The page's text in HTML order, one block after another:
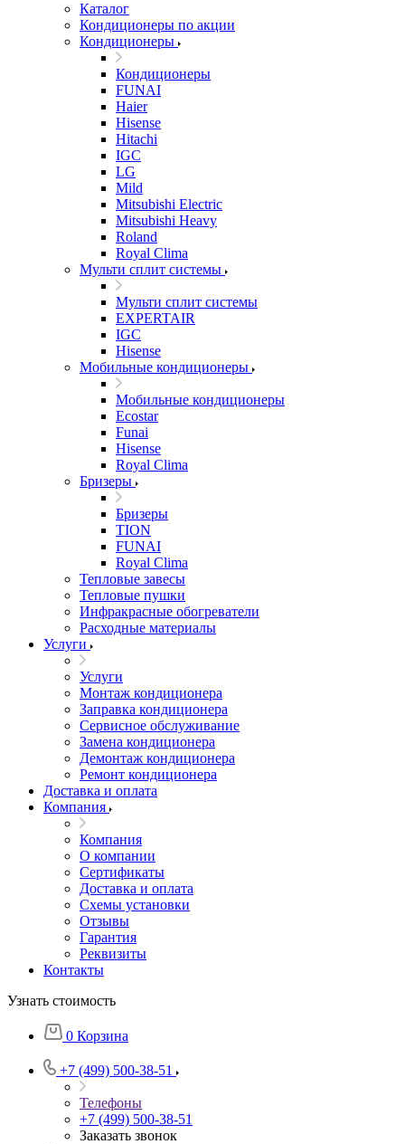
Каталог
Кондиционеры по акции
Кондиционеры
Кондиционеры
FUNAI
Haier
Hisense
Hitachi
IGC
LG
Mild
Mitsubishi Electric
Mitsubishi Heavy
Roland
Royal Clima
Мульти сплит системы
Мульти сплит системы
EXPERTAIR
IGC
Hisense
Мобильные кондиционеры
Мобильные кондиционеры
Ecostar
Funai
Hisense
Royal Clima
Бризеры
Бризеры
TION
FUNAI
Royal Clima
Тепловые завесы
Тепловые пушки
Инфракрасные обогреватели
Расходные материалы
Услуги
Услуги
Монтаж кондиционера
Заправка кондиционера
Сервисное обслуживание
Замена кондиционера
Демонтаж кондиционера
Ремонт кондиционера
Доставка и оплата
Компания
Компания
О компании
Сертификаты
Доставка и оплата
Схемы установки
Отзывы
Гарантия
Реквизиты
Контакты
Узнать стоимость
0 Корзина
+7 (499) 500-38-51
Телефоны
+7 (499) 500-38-51
Заказать звонок